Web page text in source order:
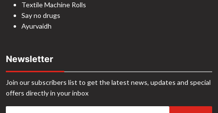
Textile Machine Rolls
Say no drugs
Ayurvaidh
Newsletter
Join our subscribers list to get the latest news, updates and special
offers directly in your inbox